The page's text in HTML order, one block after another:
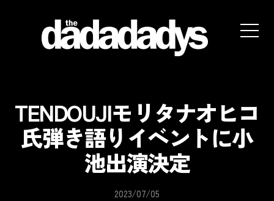
website
TENDOUJIモリタナオヒコ
氏弾き語りイベントに小
池出演決定
2023/07/05